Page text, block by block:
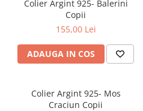
Colier Argint 925- Balerini
Copii
155,00 Lei
ADAUGA IN COS
Colier Argint 925- Mos
Craciun Copii